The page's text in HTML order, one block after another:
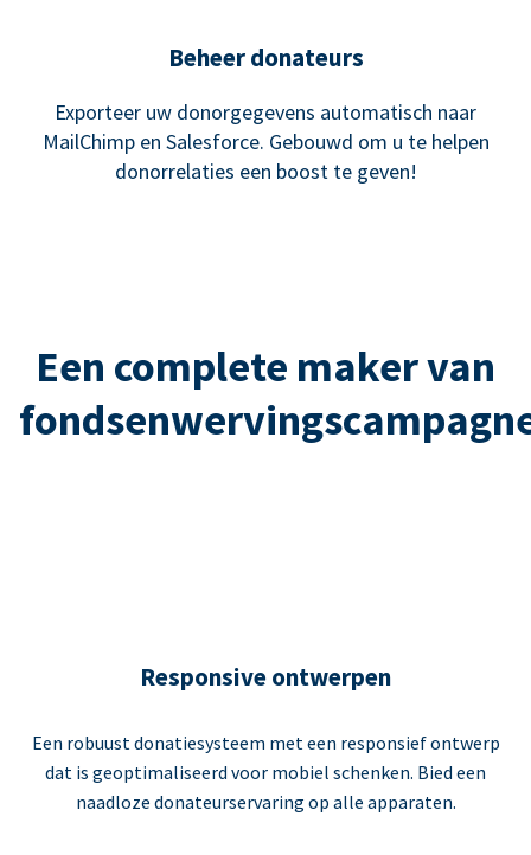
Beheer donateurs
Exporteer uw donorgegevens automatisch naar
MailChimp en Salesforce. Gebouwd om u te helpen
donorrelaties een boost te geven!
Een complete maker van
Responsive ontwerpen
Een robuust donatiesysteem met een responsief ontwerp
dat is geoptimaliseerd voor mobiel schenken. Bied een
naadloze donateurservaring op alle apparaten.